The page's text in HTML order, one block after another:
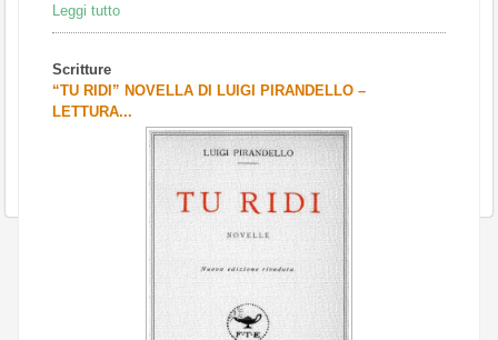
Leggi tutto
Scritture
“TU RIDI” NOVELLA DI LUIGI PIRANDELLO –
LETTURA...